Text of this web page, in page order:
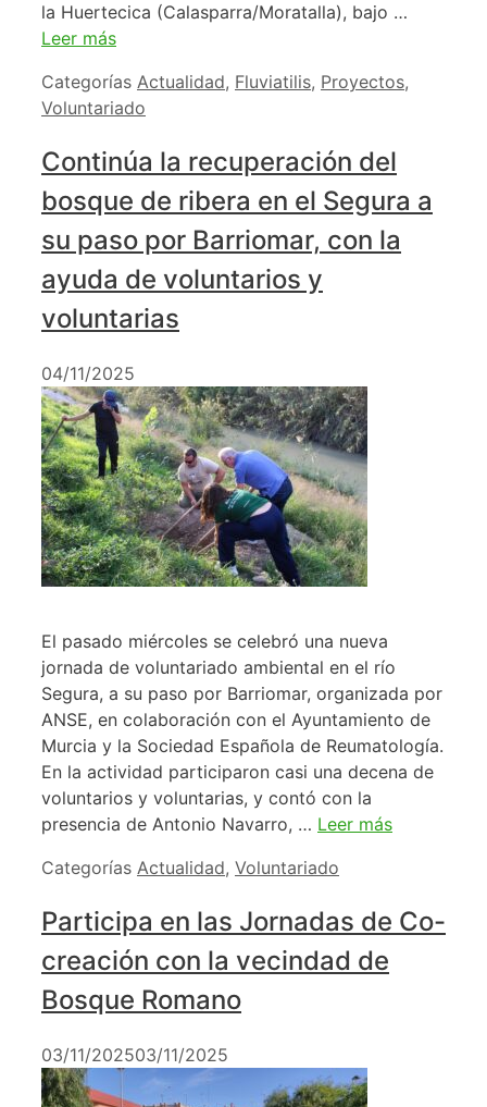
la Huertecica (Calasparra/Moratalla), bajo …
Leer más
Categorías Actualidad, Fluviatilis, Proyectos,
Voluntariado
Continúa la recuperación del
bosque de ribera en el Segura a
su paso por Barriomar, con la
ayuda de voluntarios y
voluntarias
04/11/2025
El pasado miércoles se celebró una nueva
jornada de voluntariado ambiental en el río
Segura, a su paso por Barriomar, organizada por
ANSE, en colaboración con el Ayuntamiento de
Murcia y la Sociedad Española de Reumatología.
En la actividad participaron casi una decena de
voluntarios y voluntarias, y contó con la
presencia de Antonio Navarro, … Leer más
Categorías Actualidad, Voluntariado
Participa en las Jornadas de Co-
creación con la vecindad de
Bosque Romano
03/11/202503/11/2025